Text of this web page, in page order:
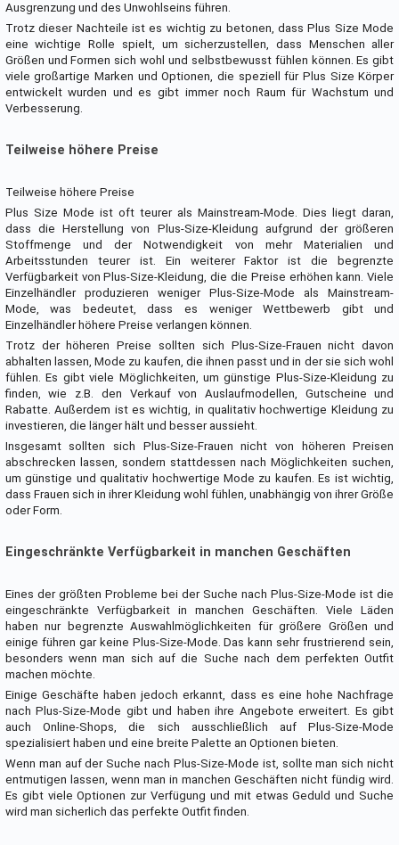
Ausgrenzung und des Unwohlseins führen.
Trotz dieser Nachteile ist es wichtig zu betonen, dass Plus Size Mode
eine wichtige Rolle spielt, um sicherzustellen, dass Menschen aller
Größen und Formen sich wohl und selbstbewusst fühlen können. Es gibt
viele großartige Marken und Optionen, die speziell für Plus Size Körper
entwickelt wurden und es gibt immer noch Raum für Wachstum und
Verbesserung.
Teilweise höhere Preise
Teilweise höhere Preise
Plus Size Mode ist oft teurer als Mainstream-Mode. Dies liegt daran,
dass die Herstellung von Plus-Size-Kleidung aufgrund der größeren
Stoffmenge und der Notwendigkeit von mehr Materialien und
Arbeitsstunden teurer ist. Ein weiterer Faktor ist die begrenzte
Verfügbarkeit von Plus-Size-Kleidung, die die Preise erhöhen kann. Viele
Einzelhändler produzieren weniger Plus-Size-Mode als Mainstream-
Mode, was bedeutet, dass es weniger Wettbewerb gibt und
Einzelhändler höhere Preise verlangen können.
Trotz der höheren Preise sollten sich Plus-Size-Frauen nicht davon
abhalten lassen, Mode zu kaufen, die ihnen passt und in der sie sich wohl
fühlen. Es gibt viele Möglichkeiten, um günstige Plus-Size-Kleidung zu
finden, wie z.B. den Verkauf von Auslaufmodellen, Gutscheine und
Rabatte. Außerdem ist es wichtig, in qualitativ hochwertige Kleidung zu
investieren, die länger hält und besser aussieht.
Insgesamt sollten sich Plus-Size-Frauen nicht von höheren Preisen
abschrecken lassen, sondern stattdessen nach Möglichkeiten suchen,
um günstige und qualitativ hochwertige Mode zu kaufen. Es ist wichtig,
dass Frauen sich in ihrer Kleidung wohl fühlen, unabhängig von ihrer Größe
oder Form.
Eingeschränkte Verfügbarkeit in manchen Geschäften
Eines der größten Probleme bei der Suche nach Plus-Size-Mode ist die
eingeschränkte Verfügbarkeit in manchen Geschäften. Viele Läden
haben nur begrenzte Auswahlmöglichkeiten für größere Größen und
einige führen gar keine Plus-Size-Mode. Das kann sehr frustrierend sein,
besonders wenn man sich auf die Suche nach dem perfekten Outfit
machen möchte.
Einige Geschäfte haben jedoch erkannt, dass es eine hohe Nachfrage
nach Plus-Size-Mode gibt und haben ihre Angebote erweitert. Es gibt
auch Online-Shops, die sich ausschließlich auf Plus-Size-Mode
spezialisiert haben und eine breite Palette an Optionen bieten.
Wenn man auf der Suche nach Plus-Size-Mode ist, sollte man sich nicht
entmutigen lassen, wenn man in manchen Geschäften nicht fündig wird.
Es gibt viele Optionen zur Verfügung und mit etwas Geduld und Suche
wird man sicherlich das perfekte Outfit finden.